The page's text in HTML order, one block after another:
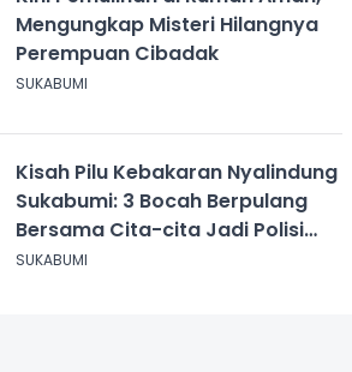
Mengungkap Misteri Hilangnya
Perempuan Cibadak
SUKABUMI
Kisah Pilu Kebakaran Nyalindung
Sukabumi: 3 Bocah Berpulang
Bersama Cita-cita Jadi Polisi
dan Guru
SUKABUMI